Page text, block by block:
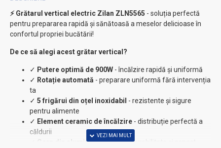
⚡ Grătarul vertical electric Zilan ZLN5565 - soluția perfectă
pentru prepararea rapidă și sănătoasă a meselor delicioase în
confortul propriei bucătării!
De ce să alegi acest grătar vertical?
✓ Putere optimă de 900W - încălzire rapidă și uniformă
✓ Rotație automată - preparare uniformă fără intervenția
ta
✓ 5 frigărui din oțel inoxidabil - rezistente și sigure
pentru alimente
✓ Element ceramic de încălzire - distribuție perfectă a
căldurii
Corp din aluminiu premium- durabilitate și aspect